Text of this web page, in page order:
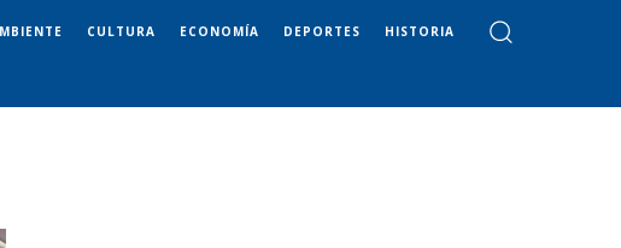
CULTURA ECONOMÍA DEPORTES HISTORIA